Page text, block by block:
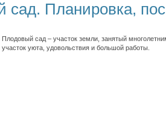
сад. Планировка,
Плодовый сад – участок земли, занятый
участок уюта, удовольствия и большой работы.